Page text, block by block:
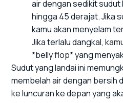
air dengan sedikit sudut
hingga 45 derajat. Jika
kamu akan menyelam
Jika terlalu dangkal,
*belly flop* yang
Sudut yang landai ini
membelah air dengan bersih
ke luncuran ke depan yang